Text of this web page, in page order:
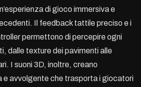
di gioco immersiva e
Il feedback tattile preciso e i
permettono di percepire ogni
dalle texture dei pavimenti alle
I suoni 3D, inoltre, creano
e avvolgente che trasporta i giocatori